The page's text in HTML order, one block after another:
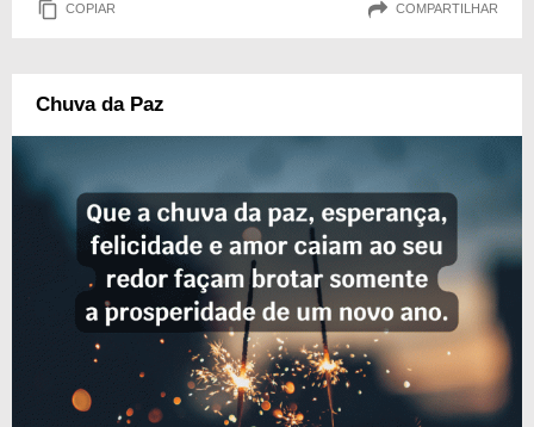
COPIAR COMPARTILHAR
Chuva da Paz